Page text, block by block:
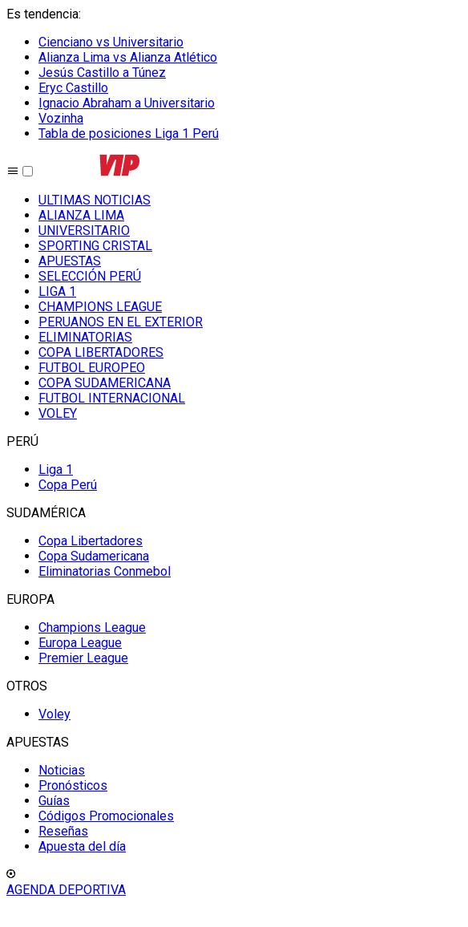
Es tendencia:
Cienciano vs Universitario
Alianza Lima vs Alianza Atlético
Jesús Castillo a Túnez
Eryc Castillo
Ignacio Abraham a Universitario
Vozinha
Tabla de posiciones Liga 1 Perú
ULTIMAS NOTICIAS
ALIANZA LIMA
UNIVERSITARIO
SPORTING CRISTAL
APUESTAS
SELECCIÓN PERÚ
LIGA 1
CHAMPIONS LEAGUE
PERUANOS EN EL EXTERIOR
ELIMINATORIAS
COPA LIBERTADORES
FUTBOL EUROPEO
COPA SUDAMERICANA
FUTBOL INTERNACIONAL
VOLEY
PERÚ
Liga 1
Copa Perú
SUDAMÉRICA
Copa Libertadores
Copa Sudamericana
Eliminatorias Conmebol
EUROPA
Champions League
Europa League
Premier League
OTROS
Voley
APUESTAS
Noticias
Pronósticos
Guías
Códigos Promocionales
Reseñas
Apuesta del día
AGENDA DEPORTIVA